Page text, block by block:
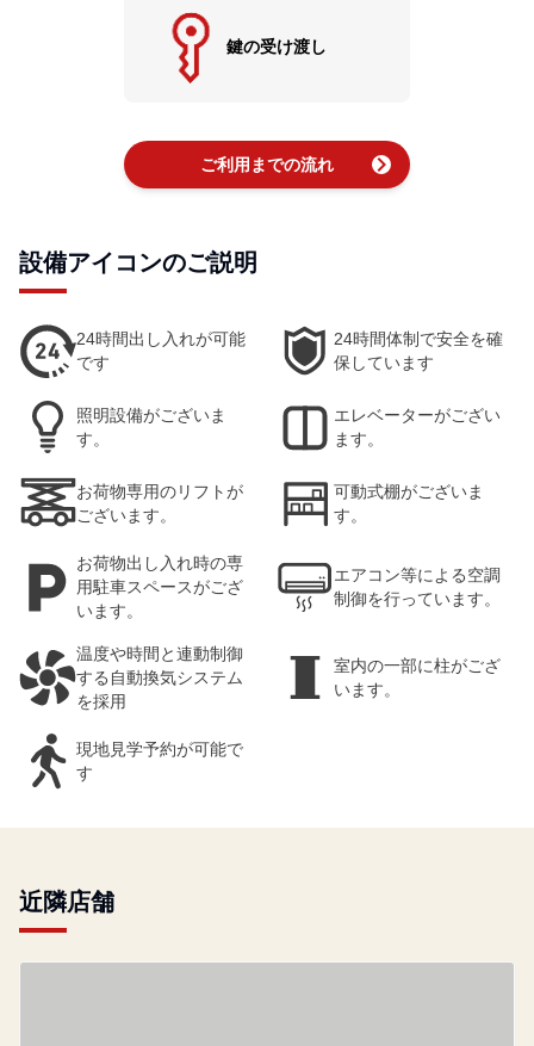
鍵の受け渡し
ご利用までの流れ chevron_right
設備アイコンのご説明
24時間出し入れが可能
です
24時間体制で安全を確
保しています
照明設備がございま
す。
エレベーターがござい
ます。
お荷物専用のリフトが
ございます。
可動式棚がございま
す。
お荷物出し入れ時の専
用駐車スペースがござ
います。
エアコン等による空調
制御を行っています。
温度や時間と連動制御
する自動換気システム
を採用
室内の一部に柱がござ
います。
現地見学予約が可能で
す
近隣店舗